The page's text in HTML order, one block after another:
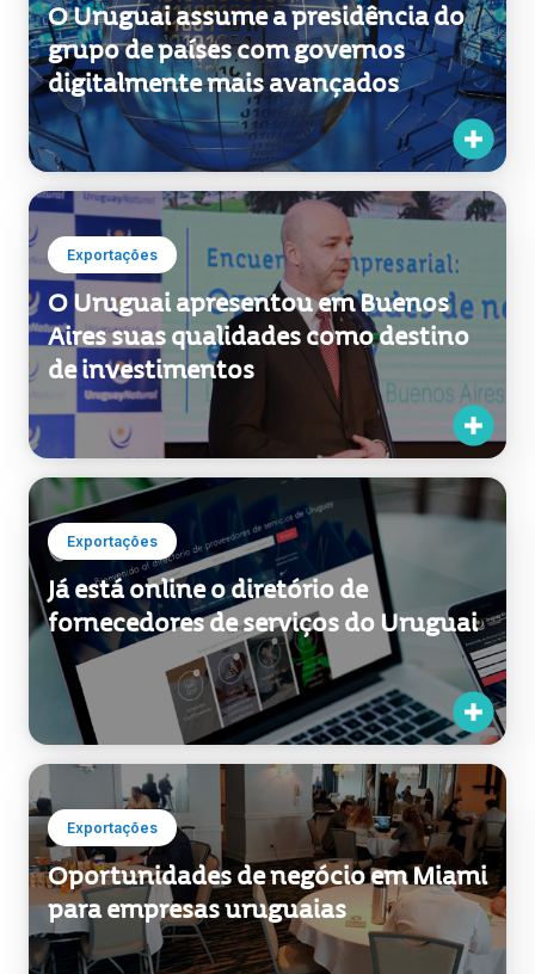
O Uruguai assume a presidência do
grupo de países com governos
digitalmente mais avançados
Exportações
O Uruguai apresentou em Buenos
Aires suas qualidades como destino
de investimentos
Exportações
Já está online o diretório de
fornecedores de serviços do Uruguai
Exportações
Oportunidades de negócio em Miami
para empresas uruguaias